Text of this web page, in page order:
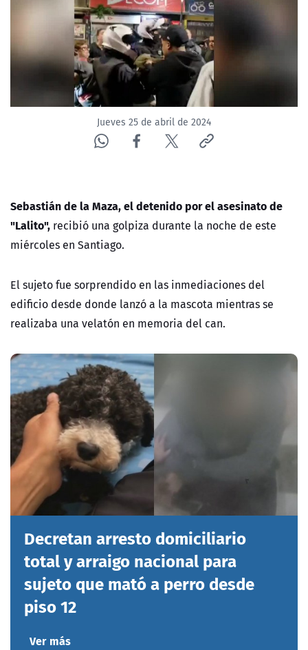
Jueves 25 de abril de 2024
Sebastián de la Maza, el detenido por el asesinato de
"Lalito", recibió una golpiza durante la noche de este
miércoles en Santiago.
El sujeto fue sorprendido en las inmediaciones del
edificio desde donde lanzó a la mascota mientras se
realizaba una velatón en memoria del can.
Decretan arresto domiciliario
total y arraigo nacional para
sujeto que mató a perro desde
piso 12
Ver más